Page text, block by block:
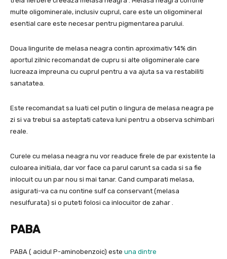
multe oligominerale, inclusiv cuprul, care este un oligomineral
esential care este necesar pentru pigmentarea parului.
Doua lingurite de melasa neagra contin aproximativ 14% din
aportul zilnic recomandat de cupru si alte oligominerale care
lucreaza impreuna cu cuprul pentru a va ajuta sa va restabiliti
sanatatea.
Este recomandat sa luati cel putin o lingura de melasa neagra pe
zi si va trebui sa asteptati cateva luni pentru a observa schimbari
reale.
Curele cu melasa neagra nu vor readuce firele de par existente la
culoarea initiala, dar vor face ca parul carunt sa cada si sa fie
inlocuit cu un par nou si mai tanar. Cand cumparati melasa,
asigurati-va ca nu contine sulf ca conservant (melasa
nesulfurata) si o puteti folosi ca inlocuitor de zahar .
PABA
PABA ( acidul P-aminobenzoic) este una dintre